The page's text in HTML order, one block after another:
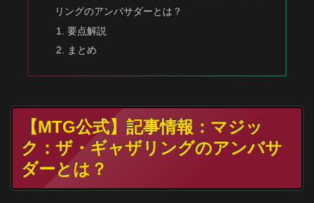
リングのアンバサダーとは？
要点解説
まとめ
【MTG公式】記事情報：マジッ
ク：ザ・ギャザリングのアンバサ
ダーとは？